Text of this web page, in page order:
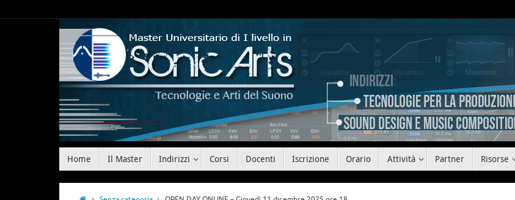
Home Il Master Indirizzi Corsi Docenti Iscrizione Orario Attività Partner Risorse